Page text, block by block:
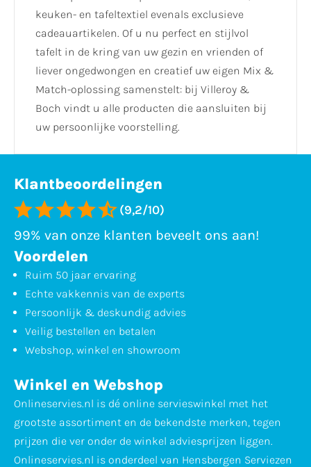
keuken- en tafeltextiel evenals exclusieve
cadeauartikelen. Of u nu perfect en stijlvol
tafelt in de kring van uw gezin en vrienden of
liever ongedwongen en creatief uw eigen Mix &
Match-oplossing samenstelt: bij Villeroy &
Boch vindt u alle producten die aansluiten bij
uw persoonlijke voorstelling.
Klantbeoordelingen
(9,2/10)
99% van onze klanten beveelt ons aan!
Voordelen
Ruim 50 jaar ervaring
Echte vakkennis van de experts
Persoonlijk & deskundig advies
Veilig bestellen en betalen
Webshop, winkel en showroom
Winkel en Webshop
Onlineservies.nl is dé online servieswinkel met het
grootste assortiment en de bekendste merken, tegen
prijzen die ver onder de winkel adviesprijzen liggen.
Onlineservies.nl is onderdeel van Hensbergen Serviezen